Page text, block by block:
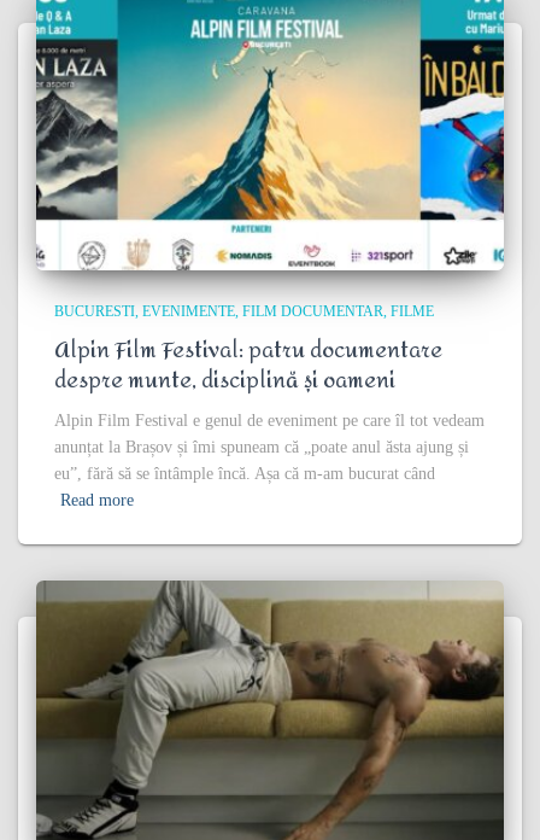
BUCURESTI EVENIMENTE FILM DOCUMENTAR FILME
Alpin Film Festival: patru documentare
despre munte, disciplină și oameni
Alpin Film Festival e genul de eveniment pe care îl tot vedeam
anunțat la Brașov și îmi spuneam că „poate anul ăsta ajung și
eu”, fără să se întâmple încă. Așa că m-am bucurat când
Read more